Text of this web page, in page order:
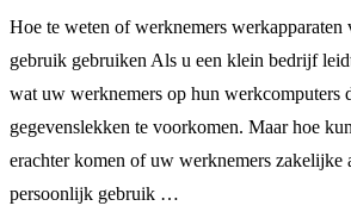
Hoe te weten of werknemers
gebruik gebruiken Als u een klein bedrijf
wat uw werknemers op hun werkcomputers
gegevenslekken te voorkomen. Maar hoe
erachter komen of uw werknemers zakelijke
persoonlijk gebruik …